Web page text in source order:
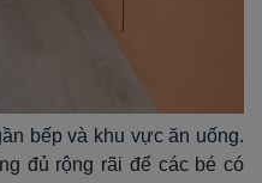
bếp và khu vực ăn uống.
đủ rộng rãi để các bé có